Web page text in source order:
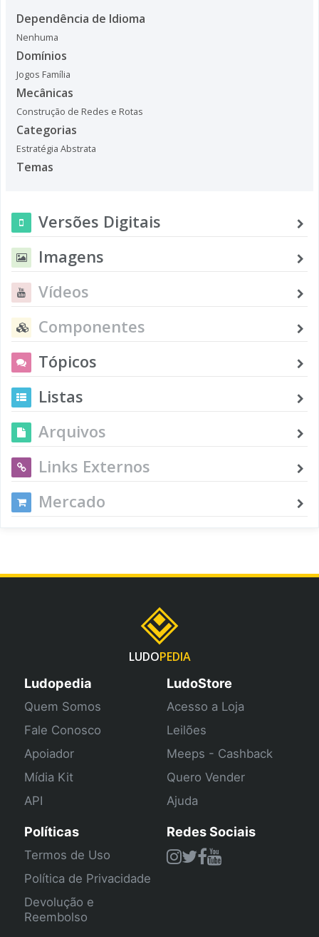
Dependência de Idioma
Nenhuma
Domínios
Jogos Família
Mecânicas
Construção de Redes e Rotas
Categorias
Estratégia Abstrata
Temas
Versões Digitais
Imagens
Vídeos
Componentes
Tópicos
Listas
Arquivos
Links Externos
Mercado
LUDOPEDIA
Ludopedia
Quem Somos
Fale Conosco
Apoiador
Mídia Kit
API
LudoStore
Acesso a Loja
Leilões
Meeps - Cashback
Quero Vender
Ajuda
Políticas
Termos de Uso
Política de Privacidade
Devolução e
Reembolso
Redes Sociais